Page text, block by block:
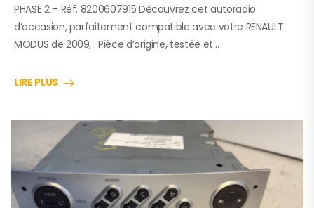
PHASE 2 – Réf. 8200607915 Découvrez cet autoradio
d’occasion, parfaitement compatible avec votre RENAULT
MODUS de 2009, . Pièce d’origine, testée et…
LIRE PLUS